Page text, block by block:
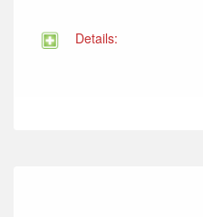
Details: